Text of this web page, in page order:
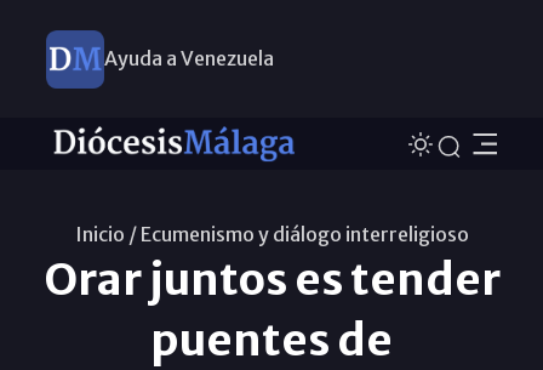
Ayuda a Venezuela
Inicio / Ecumenismo y diálogo interreligioso
Orar juntos es tender
puentes de